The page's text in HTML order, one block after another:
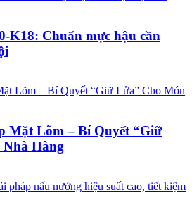
K18: Chuẩn mực hậu cần
Mặt Lõm – Bí Quyết “Giữ
Hàng